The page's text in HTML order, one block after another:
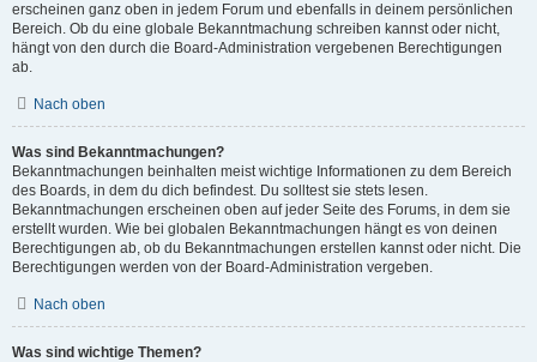
erscheinen ganz oben in jedem Forum und ebenfalls in deinem persönlichen
Bereich. Ob du eine globale Bekanntmachung schreiben kannst oder nicht,
hängt von den durch die Board-Administration vergebenen Berechtigungen
ab.
Nach oben
Was sind Bekanntmachungen?
Bekanntmachungen beinhalten meist wichtige Informationen zu dem Bereich
des Boards, in dem du dich befindest. Du solltest sie stets lesen.
Bekanntmachungen erscheinen oben auf jeder Seite des Forums, in dem sie
erstellt wurden. Wie bei globalen Bekanntmachungen hängt es von deinen
Berechtigungen ab, ob du Bekanntmachungen erstellen kannst oder nicht. Die
Berechtigungen werden von der Board-Administration vergeben.
Nach oben
Was sind wichtige Themen?